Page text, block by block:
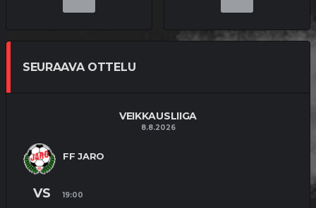
SEURAAVA OTTELU
VEIKKAUSLIIGA
8.8.2026
FF JARO
VS 19:00